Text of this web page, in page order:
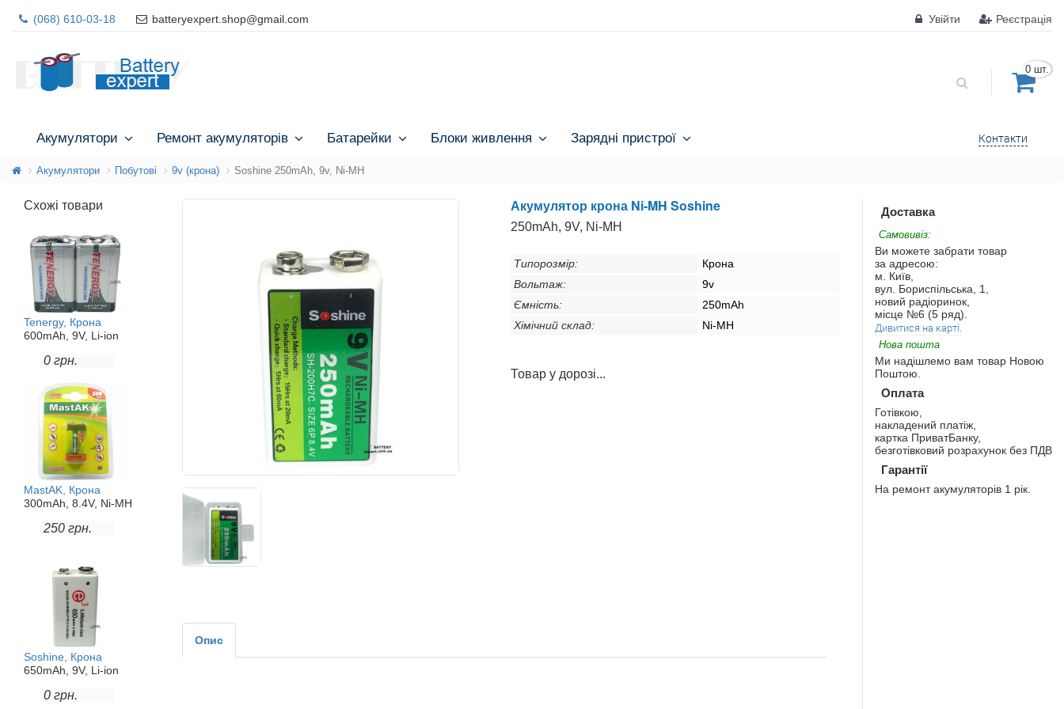
(068) 610-03-18 batteryexpert.shop@gmail.com Увійти Реєстрація
0 шт.
Акумулятори Ремонт акумуляторів Батарейки Блоки живлення Зарядні пристрої Контакти
Акумулятори Побутові 9v (крона) Soshine 250mAh, 9v, Ni-MH
Схожі товари
Tenergy, Крона
600mAh, 9V, Li-ion
0 грн.
MastAK, Крона
300mAh, 8.4V, Ni-MH
250 грн.
Soshine, Крона
650mAh, 9V, Li-ion
0 грн.
Акумулятор крона Ni-MH Soshine
250mAh, 9V, Ni-MH
Типорозмір:
Крона
Вольтаж:
9v
Ємність:
250mAh
Хімічний склад:
Ni-MH
Товар у дорозі...
Опис
Доставка
Самовивіз:
Ви можете забрати товар
за адресою:
м. Київ,
вул. Бориспільська, 1,
новий радіоринок,
місце №6 (5 ряд).
Дивитися на карті.
Нова пошта
Ми надішлемо вам товар Новою
Поштою.
Оплата
Готівкою,
накладений платіж,
картка ПриватБанку,
безготівковий розрахунок без ПДВ
Гарантії
На ремонт акумуляторів 1 рік.